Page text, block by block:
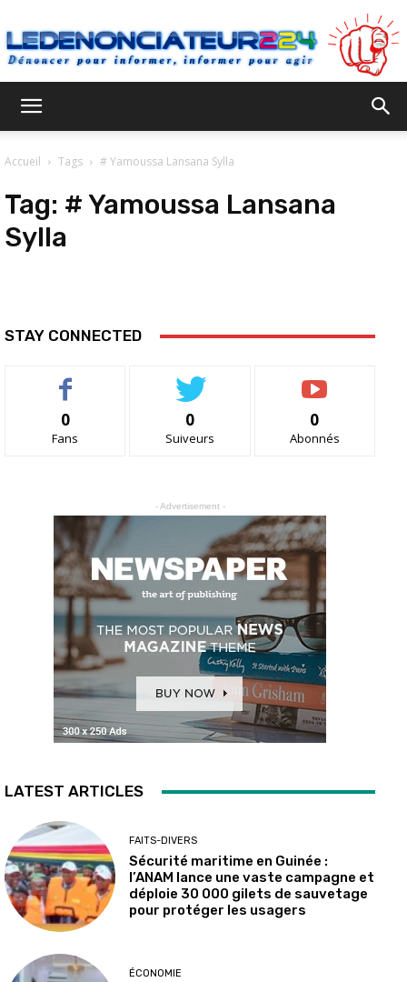
Accueil Tags # Yamoussa Lansana Sylla
Tag: # Yamoussa Lansana
Sylla
STAY CONNECTED
0
Fans
0
Suiveurs
0
Abonnés
- Advertisement -
LATEST ARTICLES
FAITS-DIVERS
Sécurité maritime en Guinée :
l’ANAM lance une vaste campagne et
déploie 30 000 gilets de sauvetage
pour protéger les usagers
ÉCONOMIE